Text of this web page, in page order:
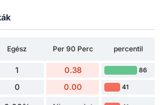
Egész Per 90 Perc percentil
1 0.38 86
0 0.00 41